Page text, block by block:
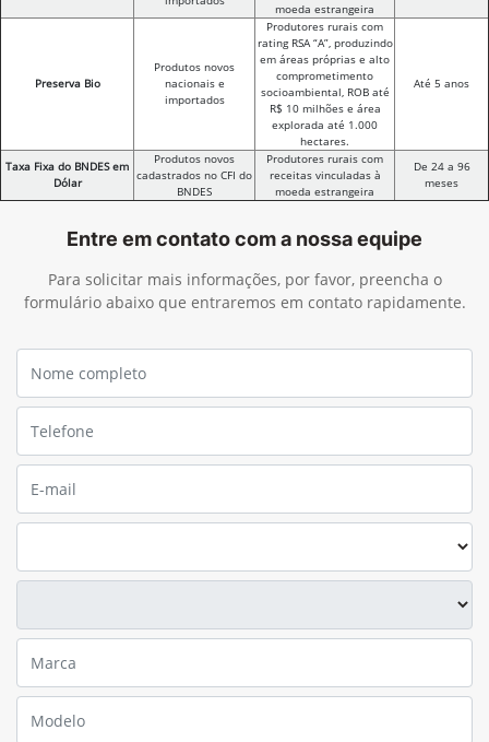
moeda estrangeira
Preserva Bio
Produtos novos
nacionais e
importados
Produtores rurais com
rating RSA “A”, produzindo
em áreas próprias e alto
comprometimento
socioambiental, ROB até
R$ 10 milhões e área
explorada até 1.000
hectares.
Até 5 anos
Taxa Fixa do BNDES em
Dólar
Produtos novos
cadastrados no CFI do
BNDES
Produtores rurais com
receitas vinculadas à
moeda estrangeira
De 24 a 96
meses
Entre em contato com a nossa equipe
Para solicitar mais informações, por favor, preencha o
formulário abaixo que entraremos em contato rapidamente.